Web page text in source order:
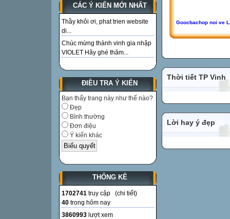
CÁC Ý KIẾN MỚI NHẤT
Thầy khôi ơi, phat trien website
di...
Chúc mừng thành vinh gia nhập
VIOLET Hãy ghé thăm...
ĐIỀU TRA Ý KIẾN
Bạn thấy trang này như thế nào?
Đẹp
Bình thường
Đơn điệu
Ý kiến khác
THỐNG KÊ
1702741 truy cập (chi tiết)
40 trong hôm nay
3860993 lượt xem
Goocbachop noi ve
Thời tiết TP Vinh
Lời hay ý đẹp